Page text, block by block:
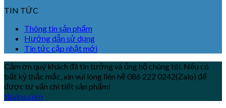
TIN TỨC
Thông tin sản phẩm
Hướng dẫn sử dụng
Tin tức cập nhật mới
Cảm ơn quý khách đã tin tưởng và ủng hộ chúng tôi. Nếu có
bất kỳ thắc mắc, xin vui lòng liên hệ 086 222 0242(Zalo) để
được tư vấn chi tiết sản phẩm!
tbvina.com